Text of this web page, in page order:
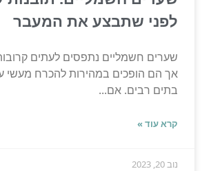
לפני שתבצע את המעבר
שערים חשמליים נתפסים לעתים
אך הם הופכים במהירות להכרח מעשי
בתים רבים. אם...
קרא עוד »
נוב 20, 2023